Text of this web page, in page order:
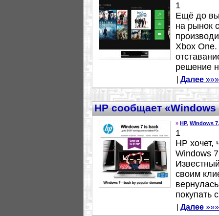
1
Ещё до
на рынок
Xbox
решение
Далее »»»
HP сообщает
» HP, Windows 7
1
HP
Windows
своим
покупать
Далее »»»